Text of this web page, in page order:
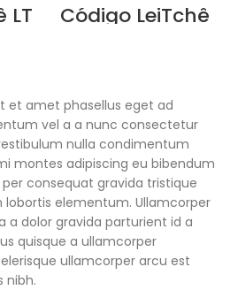
LT Código LeiTchê
LT001
et amet phasellus eget ad
vel a a nunc consectetur
nulla condimentum
montes adipiscing eu bibendum
consequat gravida tristique
elementum. Ullamcorper
dolor gravida parturient id a
quisque a ullamcorper
ullamcorper arcu est
nibh.